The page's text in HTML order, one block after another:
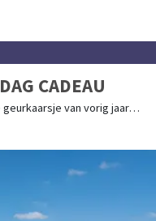
CADEAU
geurkaarsje van vorig jaar…